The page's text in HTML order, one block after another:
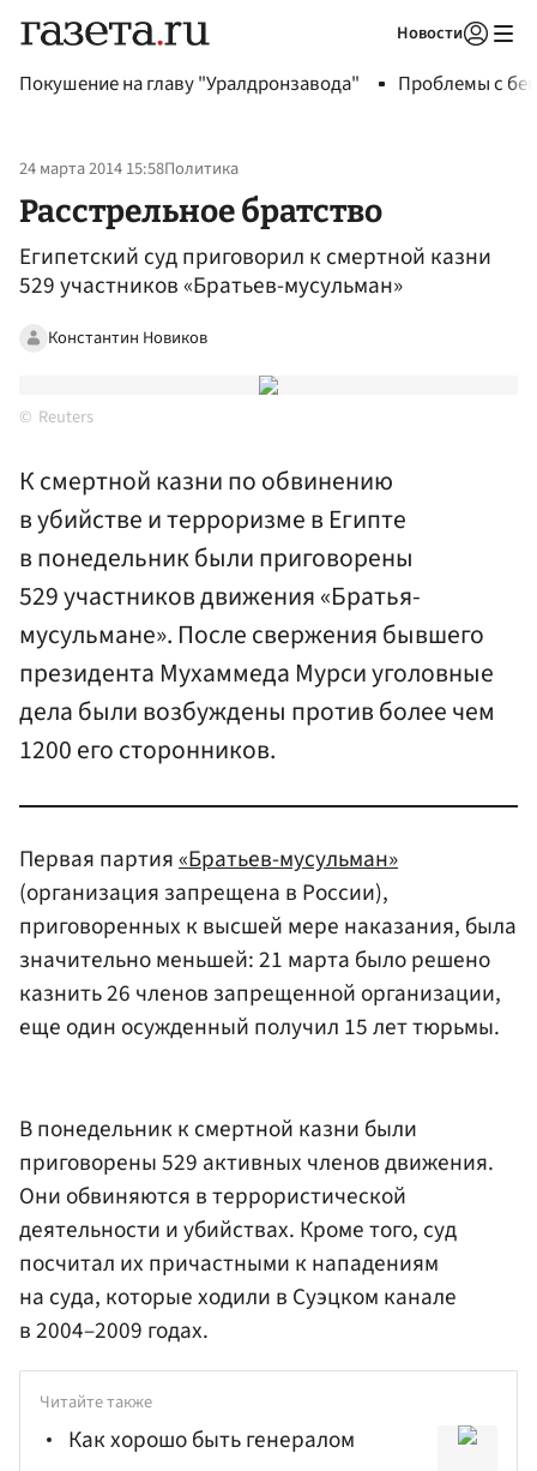
Новости
Покушение на главу "Уралдронзавода" Проблемы с
24 марта 2014 15:58Политика
Расстрельное братство
Египетский суд приговорил к смертной казни
529 участников «Братьев-мусульман»
Константин Новиков
Reuters
К смертной казни по обвинению
в убийстве и терроризме в Египте
в понедельник были приговорены
529 участников движения «Братья-
мусульмане». После свержения бывшего
президента Мухаммеда Мурси уголовные
дела были возбуждены против более чем
1200 его сторонников.
Первая партия«Братьев-мусульман»
(организация запрещена в России),
приговоренных к высшей мере наказания, была
значительно меньшей: 21 марта было решено
казнить 26 членов запрещенной организации,
еще один осужденный получил 15 лет тюрьмы.
В понедельник к смертной казни были
приговорены 529 активных членов движения.
Они обвиняются в террористической
деятельности и убийствах. Кроме того, суд
посчитал их причастными к нападениям
на суда, которые ходили в Суэцком канале
в 2004–2009 годах.
Читайте также
Как хорошо быть генералом